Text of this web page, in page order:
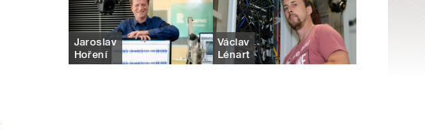
Jaroslav
Hoření
Václav
Lénart